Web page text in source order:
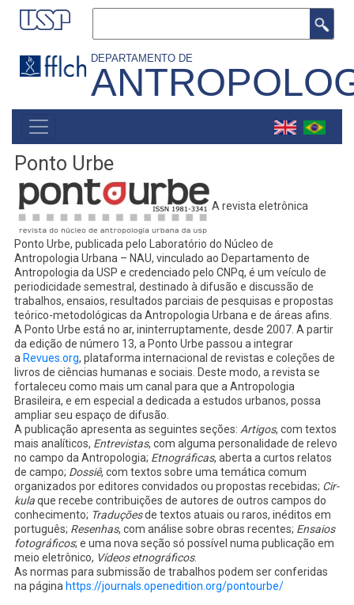
Pular
para
conteúdo
DEPARTAMENTO DE
MAIN
NAVIGATION
Ponto Urbe
A revista eletrônica
Ponto Urbe, publicada pelo Laboratório do Núcleo de
Antropologia Urbana – NAU, vinculado ao Departamento de
Antropologia da USP e credenciado pelo CNPq, é um veículo de
periodicidade semestral, destinado à difusão e discussão de
trabalhos, ensaios, resultados parciais de pesquisas e propostas
teórico-metodológicas da Antropologia Urbana e de áreas afins.
A Ponto Urbe está no ar, ininterruptamente, desde 2007. A partir
da edição de número 13, a Ponto Urbe passou a integrar
a Revues.org, plataforma internacional de revistas e coleções de
livros de ciências humanas e sociais. Deste modo, a revista se
fortaleceu como mais um canal para que a Antropologia
Brasileira, e em especial a dedicada a estudos urbanos, possa
ampliar seu espaço de difusão.
A publicação apresenta as seguintes seções: Artigos, com textos
mais analíticos, Entrevistas, com alguma personalidade de relevo
no campo da Antropologia; Etnográficas, aberta a curtos relatos
de campo; Dossiê, com textos sobre uma temática comum
organizados por editores convidados ou propostas recebidas; Cir-
kulaque recebe contribuições de autores de outros campos do
conhecimento; Traduçõesde textos atuais ou raros, inéditos em
português; Resenhas, com análise sobre obras recentes; Ensaios
fotográficos; e uma nova seção só possível numa publicação em
meio eletrônico, Vídeos etnográficos.
As normas para submissão de trabalhos podem ser conferidas
na página https://journals.openedition. org/pontourbe/